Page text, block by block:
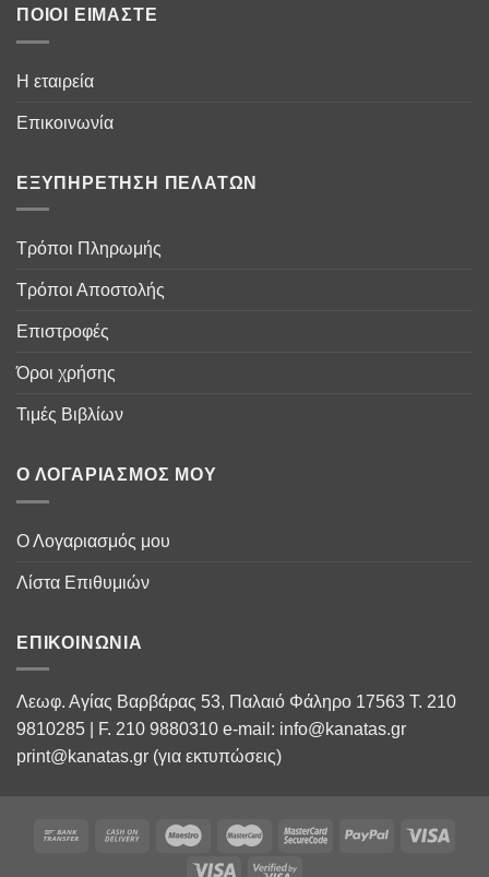
ΠΟΙΟΙ ΕΊΜΑΣΤΕ
Η εταιρεία
Επικοινωνία
ΕΞΥΠΗΡΈΤΗΣΗ ΠΕΛΑΤΏΝ
Τρόποι Πληρωμής
Τρόποι Αποστολής
Επιστροφές
Όροι χρήσης
Τιμές Βιβλίων
Ο ΛΟΓΑΡΙΑΣΜΌΣ ΜΟΥ
Ο Λογαριασμός μου
Λίστα Επιθυμιών
ΕΠΙΚΟΙΝΩΝΊΑ
Λεωφ. Αγίας Βαρβάρας 53, Παλαιό Φάληρο 17563 Τ. 210
9810285 | F. 210 9880310 e-mail: info@kanatas.gr
print@kanatas.gr (για εκτυπώσεις)